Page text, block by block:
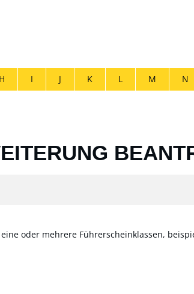
H I J K L M N
oder mehrere Führerscheinklassen,